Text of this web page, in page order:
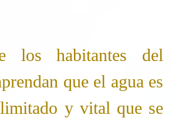
los habitantes del
que el agua es
y vital que se